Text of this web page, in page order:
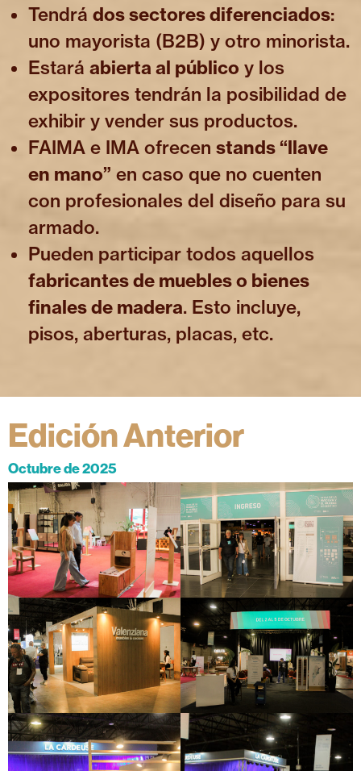
Tendrádos sectores diferenciados:
uno mayorista (B2B) y otro minorista.
Estaráabierta al público y los
expositores tendrán la posibilidad de
exhibir y vender sus productos.
FAIMA e IMA ofrecenstands “llave
en mano” en caso que no cuenten
con profesionales del diseño para su
armado.
Pueden participar todos aquellos
fabricantes de muebles o bienes
finales de madera. Esto incluye,
pisos, aberturas, placas, etc.
Edición Anterior
Octubre de 2025